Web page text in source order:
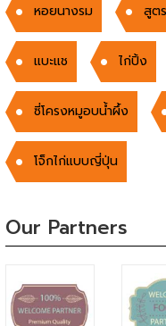
หอยนางรม สูต
แบะแช ไก่ปิ้ง
ซี่โครงหมูอบน้ำผึ้ง
โจ็กไก่แบบญี่ปุ่น
Our Partners